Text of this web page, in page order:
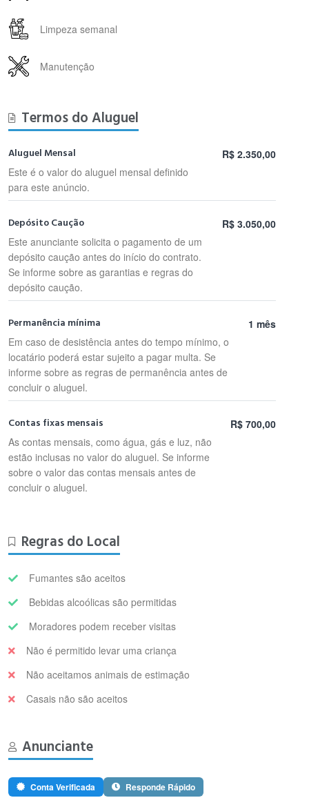
Limpeza semanal
Manutenção
Termos do Aluguel
Aluguel Mensal
Este é o valor do aluguel mensal definido
para este anúncio.
R$ 2.350,00
Depósito Caução
Este anunciante solicita o pagamento de um
depósito caução antes do início do contrato.
Se informe sobre as garantias e regras do
depósito caução.
R$ 3.050,00
Permanência mínima
Em caso de desistência antes do tempo mínimo, o
locatário poderá estar sujeito a pagar multa. Se
informe sobre as regras de permanência antes de
concluir o aluguel.
1 mês
Contas fixas mensais
As contas mensais, como água, gás e luz, não
estão inclusas no valor do aluguel. Se informe
sobre o valor das contas mensais antes de
concluir o aluguel.
R$ 700,00
Regras do Local
Fumantes são aceitos
Bebidas alcoólicas são permitidas
Moradores podem receber visitas
Não é permitido levar uma criança
Não aceitamos animais de estimação
Casais não são aceitos
Anunciante
Conta Verificada Responde Rápido